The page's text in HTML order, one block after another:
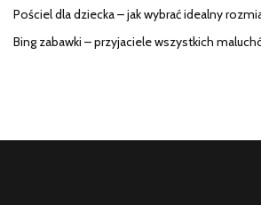
Pościel dla dziecka – jak wybrać idealny
Bing zabawki – przyjaciele wszystkich